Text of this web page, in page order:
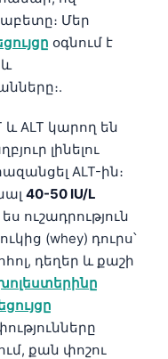
Մեր
օգնում է
և
ALT կարող են
լինելու
ALT-ին։
40-50 IU/L
ուշադրություն
(whey) դուրս՝
դեղեր և քաշի
խոլեստերինը
քան փոշու